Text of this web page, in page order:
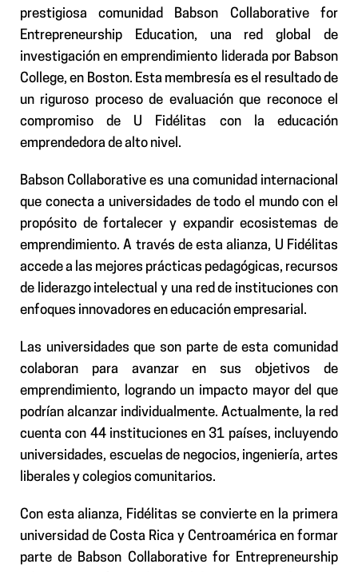
prestigiosa comunidad Babson Collaborative for
Entrepreneurship Education, una red global de
investigación en emprendimiento liderada por Babson
College, en Boston. Esta membresía es el resultado de
un riguroso proceso de evaluación que reconoce el
compromiso de U Fidélitas con la educación
emprendedora de alto nivel.
Babson Collaborative es una comunidad internacional
que conecta a universidades de todo el mundo con el
propósito de fortalecer y expandir ecosistemas de
emprendimiento. A través de esta alianza, U Fidélitas
accede a las mejores prácticas pedagógicas, recursos
de liderazgo intelectual y una red de instituciones con
enfoques innovadores en educación empresarial.
Las universidades que son parte de esta comunidad
colaboran para avanzar en sus objetivos de
emprendimiento, logrando un impacto mayor del que
podrían alcanzar individualmente. Actualmente, la red
cuenta con 44 instituciones en 31 países, incluyendo
universidades, escuelas de negocios, ingeniería, artes
liberales y colegios comunitarios.
Con esta alianza, Fidélitas se convierte en la primera
universidad de Costa Rica y Centroamérica en formar
parte de Babson Collaborative for Entrepreneurship